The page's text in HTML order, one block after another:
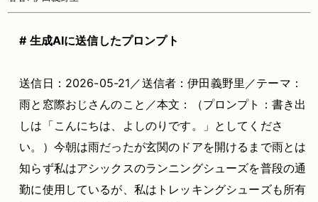
# 生成AIに送信したプロンプト
送信日：2026-05-21／送信者：伊田義野里／テーマ：
雨と窓際おじさんのこと／本文：（プロンプト：書き出
しは「こんにちは、よしのりです。」としてくださ
い。）今朝は雨だったが玄関のドアを開けるまで雨とは
知らず私はアシックスのランニングシューズを普段の通
勤に使用しているが、私はトレッキングシューズも所有